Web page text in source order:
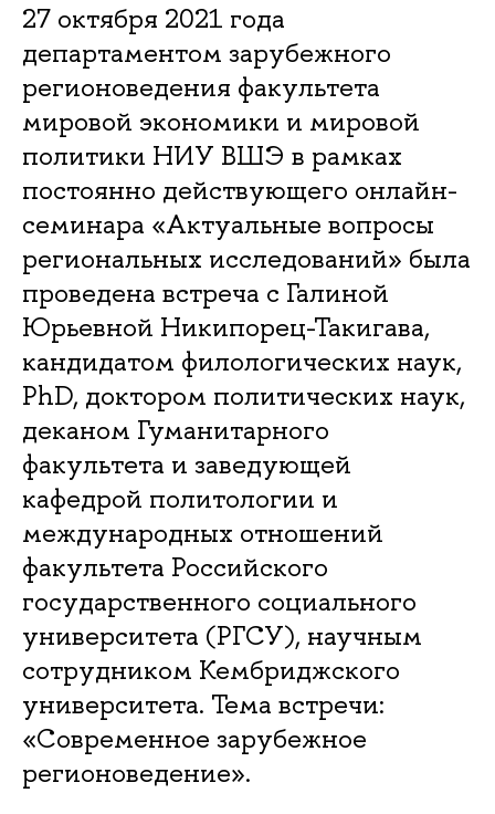
27 октября 2021 года
департаментом зарубежного
регионоведения факультета
мировой экономики и мировой
политики НИУ ВШЭ в рамках
постоянно действующего онлайн-
семинара «Актуальные вопросы
региональных исследований» была
проведена встреча с Галиной
Юрьевной Никипорец-Такигава,
кандидатом филологических наук,
PhD, доктором политических наук,
деканом Гуманитарного
факультета и заведующей
кафедрой политологии и
международных отношений
факультета Российского
государственного социального
университета (РГСУ), научным
сотрудником Кембриджского
университета. Тема встречи:
«Современное зарубежное
регионоведение».